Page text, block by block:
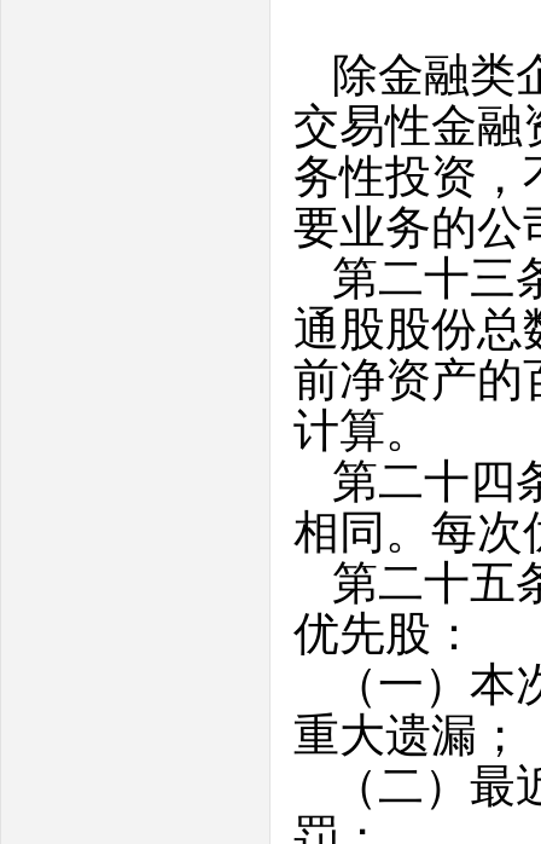
除金融类
交易性金融
务性投资，
要业务的公
第二十三
通股股份总
前净资产的
计算。
第二十四
相同。每次
第二十五
优先股：
（一）
重大遗漏；
（二）